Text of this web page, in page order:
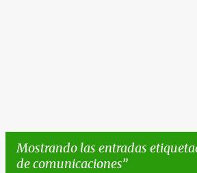
Mostrando las entradas
de comunicaciones